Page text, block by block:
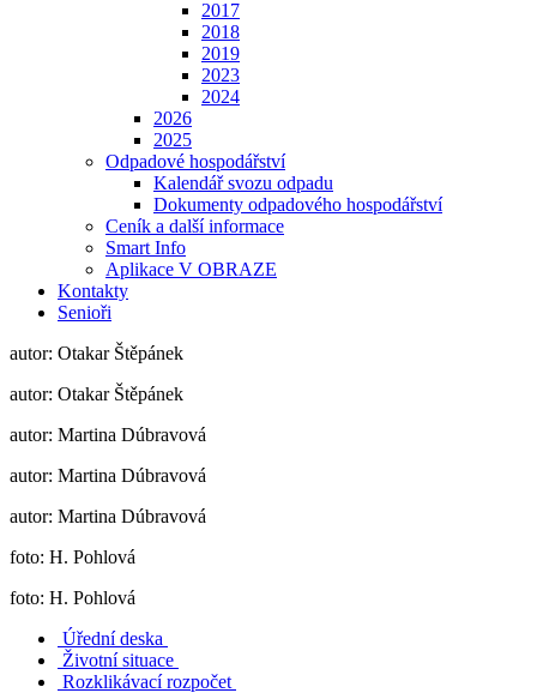
2017
2018
2019
2023
2024
2026
2025
Odpadové hospodářství
Kalendář svozu odpadu
Dokumenty odpadového hospodářství
Ceník a další informace
Smart Info
Aplikace V OBRAZE
Kontakty
Senioři
autor: Otakar Štěpánek
autor: Otakar Štěpánek
autor: Martina Dúbravová
autor: Martina Dúbravová
autor: Martina Dúbravová
foto: H. Pohlová
foto: H. Pohlová
Úřední deska
Životní situace
Rozklikávací rozpočet